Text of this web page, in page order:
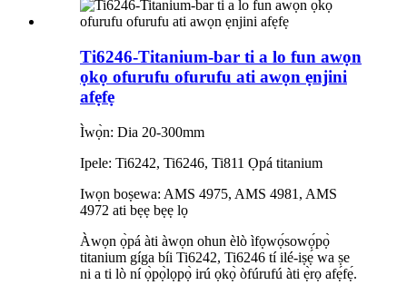
Ti6246-Titanium-bar ti a lo fun awọn
ọkọ ofurufu ofurufu ati awọn ẹnjini
afẹfẹ
Ìwọ̀n: Dia 20-300mm
Ipele: Ti6242, Ti6246, Ti811 Ọpá titanium
Iwọn boṣewa: AMS 4975, AMS 4981, AMS
4972 ati bẹẹ bẹẹ lọ
Àwọn ọ̀pá àti àwọn ohun èlò ìfọwọ́sowọ́pọ̀
titanium gíga bíi Ti6242, Ti6246 tí ilé-iṣẹ́ wa ṣe
ni a ti lò ní ọ̀pọ̀lọpọ̀ irú ọkọ̀ òfúrufú àti ẹ̀rọ afẹ́fẹ́.